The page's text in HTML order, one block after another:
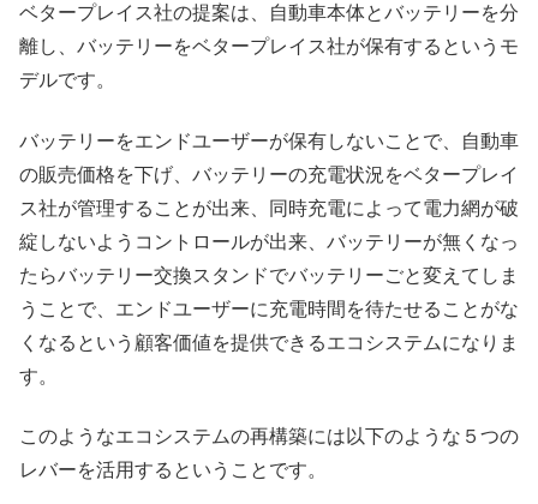
ベタープレイス社の提案は、自動車本体とバッテリーを分
離し、バッテリーをベタープレイス社が保有するというモ
デルです。
バッテリーをエンドユーザーが保有しないことで、自動車
の販売価格を下げ、バッテリーの充電状況をベタープレイ
ス社が管理することが出来、同時充電によって電力網が破
綻しないようコントロールが出来、バッテリーが無くなっ
たらバッテリー交換スタンドでバッテリーごと変えてしま
うことで、エンドユーザーに充電時間を待たせることがな
くなるという顧客価値を提供できるエコシステムになりま
す。
このようなエコシステムの再構築には以下のような５つの
レバーを活用するということです。